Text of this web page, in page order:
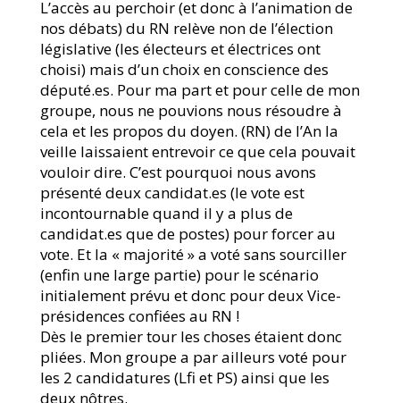
L’accès au perchoir (et donc à l’animation de
nos débats) du RN relève non de l’élection
législative (les électeurs et électrices ont
choisi) mais d’un choix en conscience des
député.es. Pour ma part et pour celle de mon
groupe, nous ne pouvions nous résoudre à
cela et les propos du doyen. (RN) de l’An la
veille laissaient entrevoir ce que cela pouvait
vouloir dire. C’est pourquoi nous avons
présenté deux candidat.es (le vote est
incontournable quand il y a plus de
candidat.es que de postes) pour forcer au
vote. Et la « majorité » a voté sans sourciller
(enfin une large partie) pour le scénario
initialement prévu et donc pour deux Vice-
présidences confiées au RN !
Dès le premier tour les choses étaient donc
pliées. Mon groupe a par ailleurs voté pour
les 2 candidatures (Lfi et PS) ainsi que les
deux nôtres.